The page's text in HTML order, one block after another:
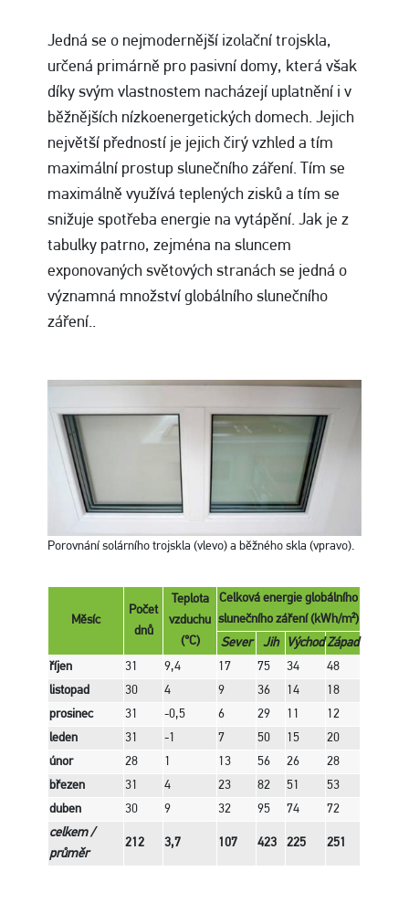
Jedná se o nejmodernější izolační trojskla,
určená primárně pro pasivní domy, která však
díky svým vlastnostem nacházejí uplatnění i v
běžnějších nízkoenergetických domech. Jejich
největší předností je jejich čirý vzhled a tím
maximální prostup slunečního záření. Tím se
maximálně využívá teplených zisků a tím se
snižuje spotřeba energie na vytápění. Jak je z
tabulky patrno, zejména na sluncem
exponovaných světových stranách se jedná o
významná množství globálního slunečního
záření..
Porovnání solárního trojskla (vlevo) a běžného skla (vpravo).
Měsíc
Počet
dnů
Teplota
vzduchu
(°C)
Celková energie globálního
slunečního záření (kWh/m²)
Sever
Jih Východ Západ
říjen
31 9,4 17 75 34
48
listopad
30 4 9 36 14
18
prosinec
31 -0,5 6 29 11
12
leden
31 -1 7 50 15
20
únor
28 1 13 56 26
28
březen
31 4 23 82 51
53
duben
30 9 32 95 74
72
celkem /
průměr
212 3,7 107 423 225 251